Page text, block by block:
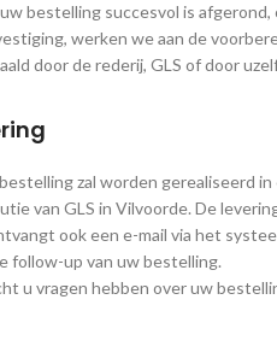
bestelling succesvol is
werken we aan de
door de rederij, GLS of door
zal worden gerealiseerd
van GLS in Vilvoorde. De
ook een e-mail via het
follow-up van uw bestelling.
u vragen hebben over uw